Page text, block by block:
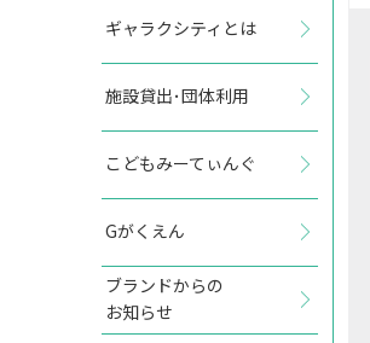
ギャラクシティとは
施設貸出･団体利用
こどもみーてぃんぐ
Gがくえん
ブランドからの
お知らせ